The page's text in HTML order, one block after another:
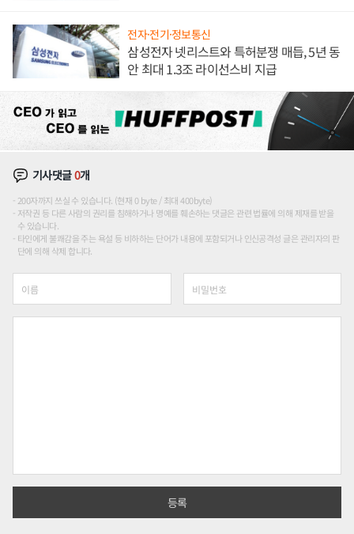
전자·전기·정보통신
삼성전자 넷리스트와 특허분쟁 매듭, 5년 동
안 최대 1.3조 라이선스비 지급
기사댓글0개
200자까지 쓰실 수 있습니다. (현재 0 byte / 최대 400byte)
저작권 등 다른 사람의 권리를 침해하거나 명예를 훼손하는 댓글은 관련 법률에 의해 제재를 받을
수 있습니다.
타인에게 불쾌감을 주는 욕설 등 비하하는 단어가 내용에 포함되거나 인신공격성 글은 관리자의 판
단에 의해 삭제 합니다.